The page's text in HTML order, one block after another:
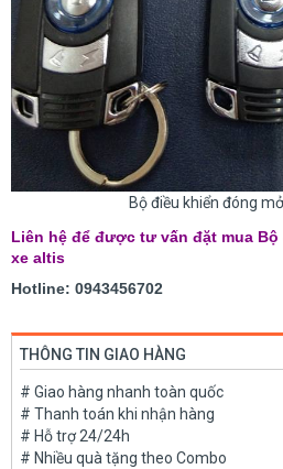
Bộ điều khiển đóng
Liên hệ để được tư vấn đặt mua
xe altis
Hotline: 0943456702
THÔNG TIN GIAO HÀNG
# Giao hàng nhanh toàn quốc
# Thanh toán khi nhận hàng
# Hỗ trợ 24/24h
# Nhiều quà tặng theo Combo